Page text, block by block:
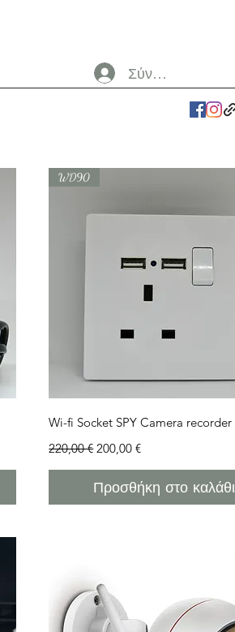
Σύνδεση
Γρήγορη προβολή
WD90
Wi-fi Socket SPY Camera recorder
Κανονική τιμή
220,00 € Τιμή Έκπτωσης
200,00 €
Προσθήκη στο καλάθι